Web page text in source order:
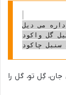
می دیل
گل واکود
گِل تو، گل را